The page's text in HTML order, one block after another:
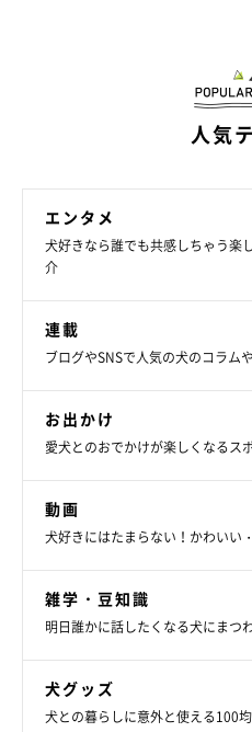
人気
エンタメ
犬好きなら誰でも共感しちゃう楽
介
連載
ブログやSNSで人気の犬のコラム
お出かけ
愛犬とのおでかけが楽しくなるス
動画
犬好きにはたまらない！かわいい
雑学・豆知識
明日誰かに話したくなる犬にまつ
犬グッズ
犬との暮らしに意外と使える100